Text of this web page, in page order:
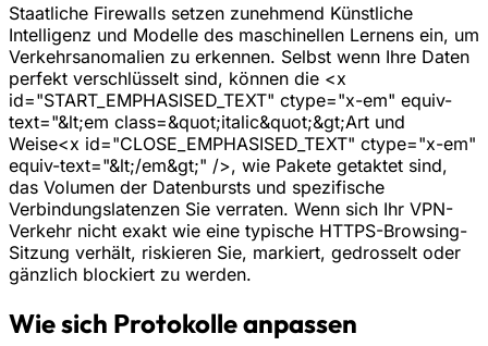
Staatliche Firewalls setzen zunehmend Künstliche
Intelligenz und Modelle des maschinellen Lernens ein, um
Verkehrsanomalien zu erkennen. Selbst wenn Ihre Daten
perfekt verschlüsselt sind, können die <x
id="START_EMPHASISED_TEXT" ctype="x-em" equiv-
text="&lt;em class=&quot;italic&quot;&gt;Art und
Weise<x id="CLOSE_EMPHASISED_TEXT" ctype="x-em"
equiv-text="&lt;/em&gt;" />, wie Pakete getaktet sind,
das Volumen der Datenbursts und spezifische
Verbindungslatenzen Sie verraten. Wenn sich Ihr VPN-
Verkehr nicht exakt wie eine typische HTTPS-Browsing-
Sitzung verhält, riskieren Sie, markiert, gedrosselt oder
gänzlich blockiert zu werden.
Wie sich Protokolle anpassen